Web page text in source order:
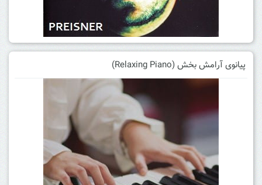
پیانوی آرامش بخش (Relaxing Piano)